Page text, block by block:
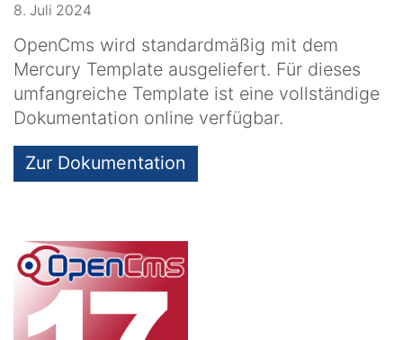
8. Juli 2024
OpenCms wird standardmäßig mit dem
Mercury Template ausgeliefert. Für dieses
umfangreiche Template ist eine vollständige
Dokumentation online verfügbar.
Zur Dokumentation